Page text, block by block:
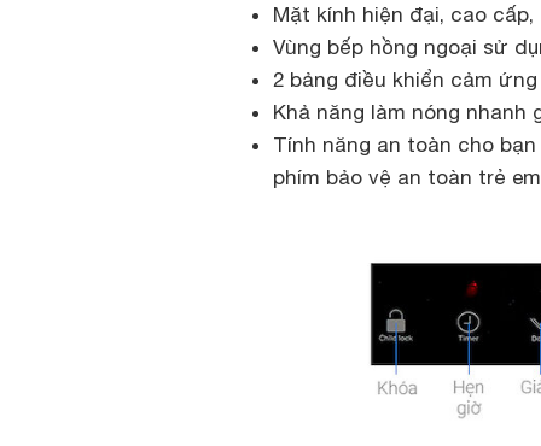
Mặt kính hiện đại, cao
Vùng bếp hồng ngoại sử
2 bảng điều khiển cảm
Khả năng làm nóng nhanh
Tính năng an toàn cho
phím bảo vệ an toàn trẻ